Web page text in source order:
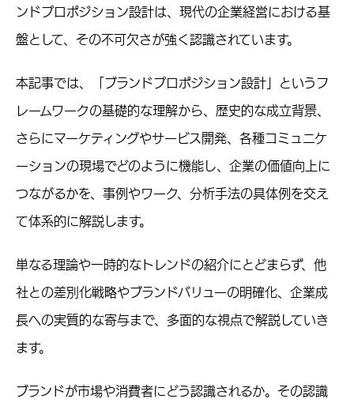
ンドプロポジション設計は、現代の企業経営における基
盤として、その不可欠さが強く認識されています。
本記事では、「ブランドプロポジション設計」というフ
レームワークの基礎的な理解から、歴史的な成立背景、
さらにマーケティングやサービス開発、各種コミュニケ
ーションの現場でどのように機能し、企業の価値向上に
つながるかを、事例やワーク、分析手法の具体例を交え
て体系的に解説します。
単なる理論や一時的なトレンドの紹介にとどまらず、他
社との差別化戦略やブランドバリューの明確化、企業成
長への実質的な寄与まで、多面的な視点で解説していき
ます。
ブランドが市場や消費者にどう認識されるか。その認識